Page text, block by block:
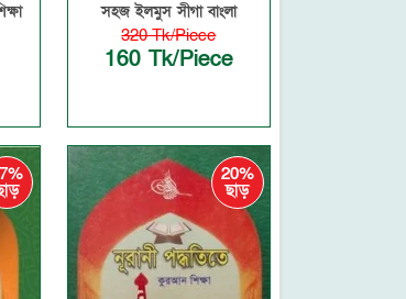
সহজ ইলমুস সীগা বাংলা
320 Tk/Piece
160 Tk/Piece
20%
ছাড়